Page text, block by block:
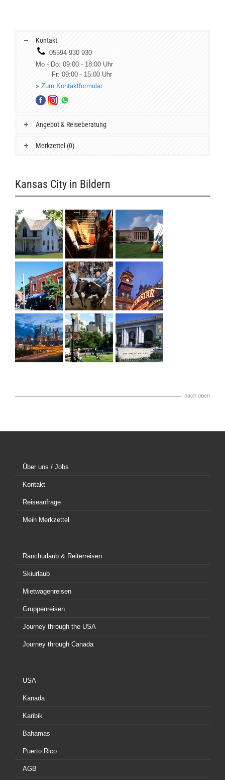
Kontakt
05594 930 930
Mo - Do: 09:00 - 18:00 Uhr
Fr: 09:00 - 15:00 Uhr
» Zum Kontaktformular
Angebot & Reiseberatung
Merkzettel (0)
Kansas City in Bildern
nach oben
Über uns / Jobs
Kontakt
Reiseanfrage
Mein Merkzettel
Ranchurlaub & Reiterreisen
Skiurlaub
Mietwagenreisen
Gruppenreisen
Journey through the USA
Journey through Canada
USA
Kanada
Karibik
Bahamas
Puerto Rico
AGB